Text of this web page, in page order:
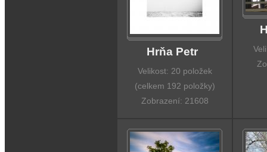
Hrňa Petr
Velikost: 20 položek
(celkem 192 položky)
Zobrazení: 21608